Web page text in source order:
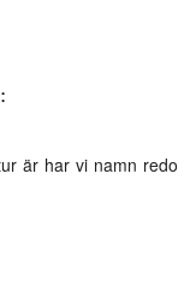
är har vi namn redo